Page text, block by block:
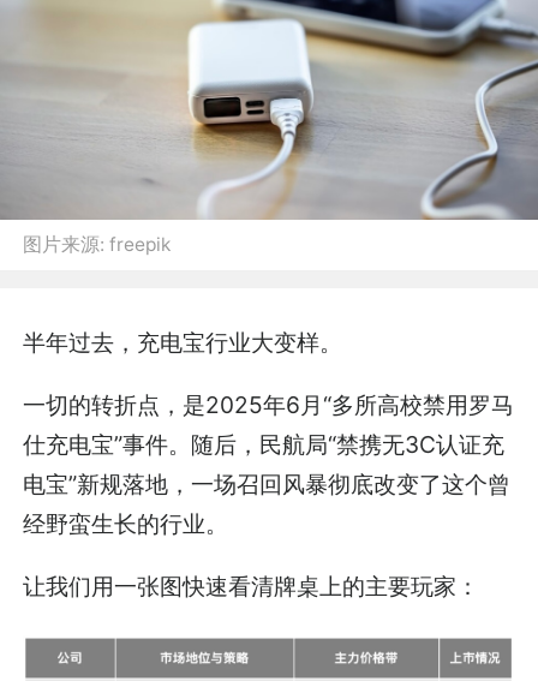
图片来源:freepik
半年过去，充电宝行业大变样。
一切的转折点，是2025年6月“多所高校禁用罗马
仕充电宝”事件。随后，民航局“禁携无3C认证充
电宝”新规落地，一场召回风暴彻底改变了这个曾
经野蛮生长的行业。
让我们用一张图快速看清牌桌上的主要玩家：